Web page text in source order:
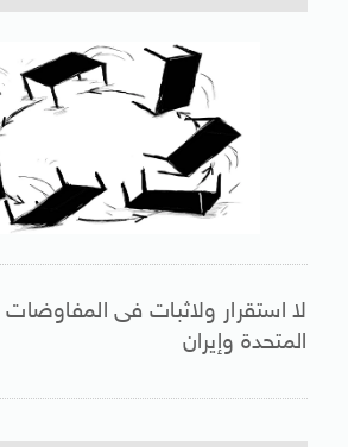
لا استقرار ولاثبات فى المفاوضات
المتحدة وإيران